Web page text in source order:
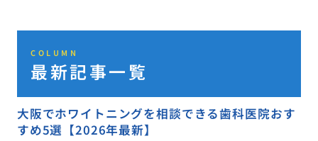
COLUMN
最新記事一覧
大阪でホワイトニングを相談できる歯科医院おす
すめ5選【2026年最新】